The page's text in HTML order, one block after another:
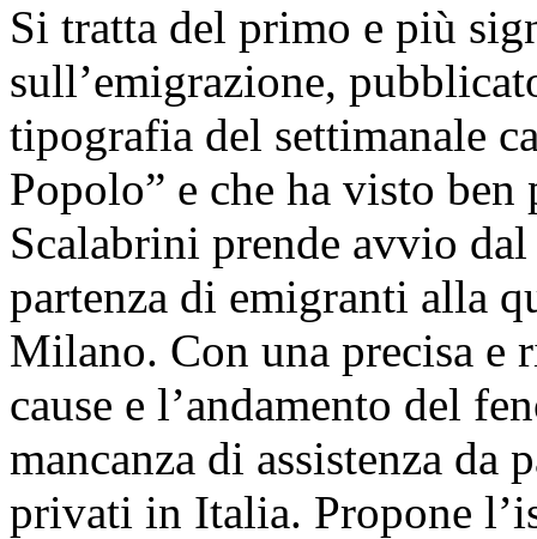
Si tratta del primo e più
sull’emigrazione,
tipografia del settimanale
Popolo” e che ha visto
Scalabrini prende avvio
partenza di emigranti alla
Milano. Con una precisa e
cause e l’andamento del
mancanza di assistenza da
privati in Italia. Propone